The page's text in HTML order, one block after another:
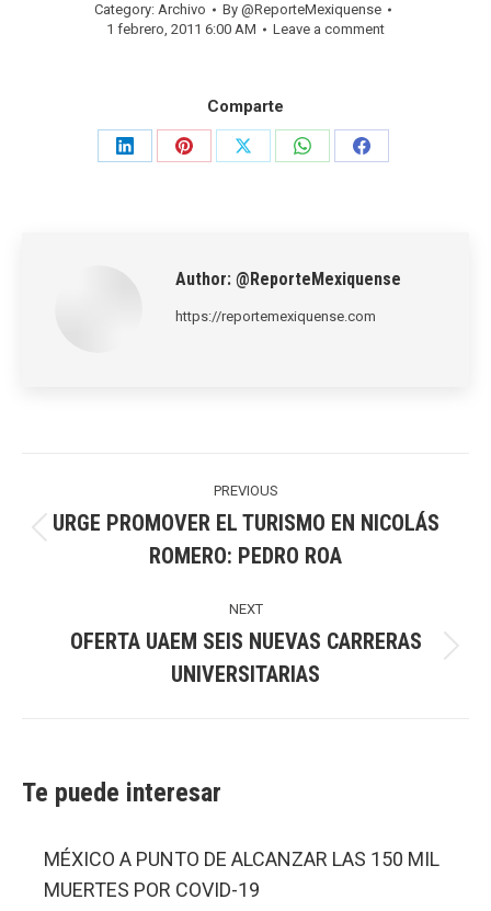
Category: Archivo By @ReporteMexiquense
1 febrero, 2011 6:00 AM
Leave a comment
Comparte
Share
Share
Share
Share
Share
Author: @ReporteMexiquense
https://reportemexiquense.com
PREVIOUS
post:
URGE PROMOVER EL TURISMO EN NICOLÁS
ROMERO: PEDRO ROA
NEXT
post:
OFERTA UAEM SEIS NUEVAS CARRERAS
UNIVERSITARIAS
Te puede interesar
MÉXICO A PUNTO DE ALCANZAR LAS 150 MIL
MUERTES POR COVID-19